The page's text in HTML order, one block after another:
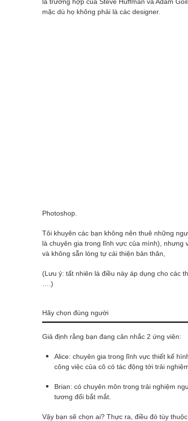
mặc dù họ không phải là các designer.
Photoshop.
Tôi khuyên các bạn không nên thuê những
là chuyên gia trong lĩnh vực của mình),
và không sẵn lòng tự cải thiện bản thân,
(Lưu ý: tất nhiên là điều này áp dụng cho các
….)
Hãy chọn đúng người
Giả định rằng bạn đang cân nhắc 2 ứng viên:
Alice: chuyên gia trong lĩnh vực thiết kế
công việc của cô có tác động tới trải
Brian: có chuyên môn trong trải nghiệm
tương đối bắt mắt.
Vậy bạn sẽ chọn ai? Thực ra, điều đó tùy